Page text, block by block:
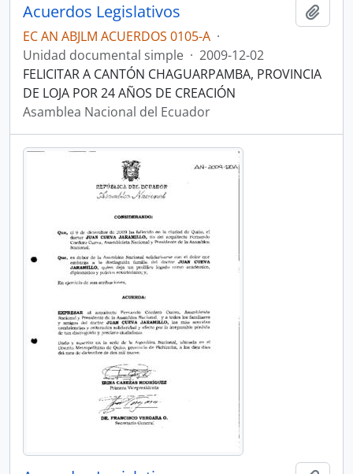
Acuerdos Legislativos
EC AN ABJLM ACUERDOS 0105-A ·
Unidad documental simple · 2009-12-02
FELICITAR A CANTÓN CHAGUARPAMBA, PROVINCIA
DE LOJA POR 24 AÑOS DE CREACIÓN
Asamblea Nacional del Ecuador